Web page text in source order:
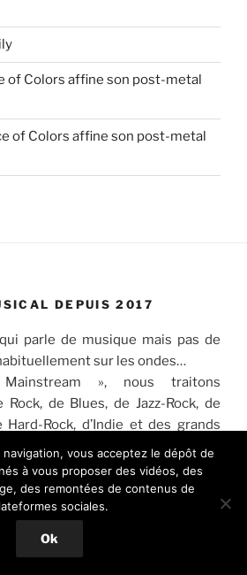
of Colors affine son post-metal
of Colors affine son post-metal
DEPUIS 2017
parle de musique mais pas de
sur les ondes…
», nous traitons
de Blues, de Jazz-Rock, de
Hard-Rock, d’Indie et des grands
laisser vos commentaires et
2019, Mazik fût une webradio via
vous acceptez le dépôt de
à vous proposer des vidéos, des
des remontées de contenus de
sociales.
Ok